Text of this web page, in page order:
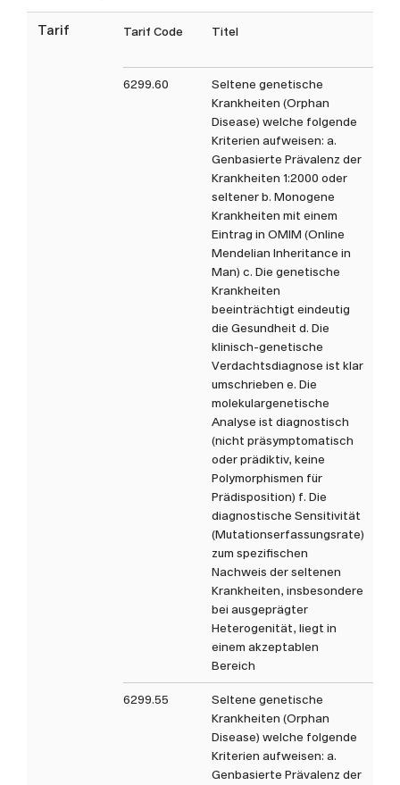
Die im Auftragsformular
nicht abschliessend. Gerne
können Sie uns bei Fragen zu
nicht aufgeführten Analysen
oder spezifischen anderen
Fragestellungen direkt
kontaktieren.
Tarif Tarif Code Titel
6299.60
Seltene genetische
Krankheiten (Orphan
Disease) welche folgende
Kriterien aufweisen: a.
Genbasierte Prävalenz der
Krankheiten 1:2000 oder
seltener b. Monogene
Krankheiten mit einem
Eintrag in OMIM (Online
Mendelian Inheritance in
Man) c. Die genetische
Krankheiten
beeinträchtigt eindeutig
die Gesundheit d. Die
klinisch-genetische
Verdachtsdiagnose ist klar
umschrieben e. Die
molekulargenetische
Analyse ist diagnostisch
(nicht präsymptomatisch
oder prädiktiv, keine
Polymorphismen für
Prädisposition) f. Die
diagnostische Sensitivität
(Mutationserfassungsrate)
zum spezifischen
Nachweis der seltenen
Krankheiten, insbesondere
bei ausgeprägter
Heterogenität, liegt in
einem akzeptablen
Bereich
6299.55
Seltene genetische
Krankheiten (Orphan
Disease) welche folgende
Kriterien aufweisen: a.
Genbasierte Prävalenz der